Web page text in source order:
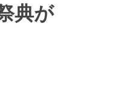
典が